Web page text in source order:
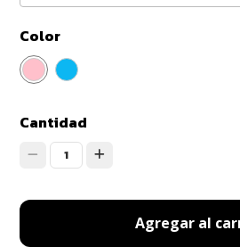
Color
Cantidad
1
Agregar al